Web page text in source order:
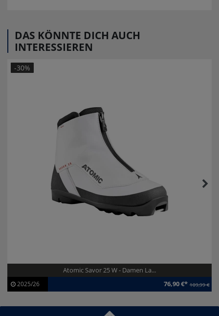
DAS KÖNNTE DICH AUCH
INTERESSIEREN
-30%
Atomic Savor 25 W - Damen La...
Artikel-ID:
113308
2025/26 76,90 €* 109,99 €